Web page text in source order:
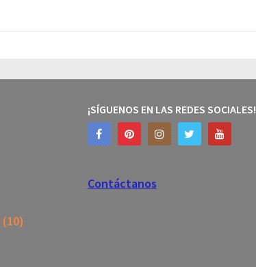
(10)
¡SÍGUENOS EN LAS REDES SOCIALES!
Contáctanos